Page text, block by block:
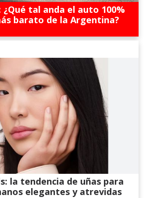
¿Qué tal anda el auto 100%
barato de la Argentina?
la tendencia de uñas para
elegantes y atrevidas